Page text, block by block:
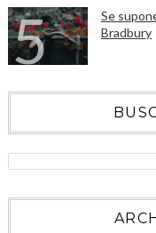
Se
Bradbury